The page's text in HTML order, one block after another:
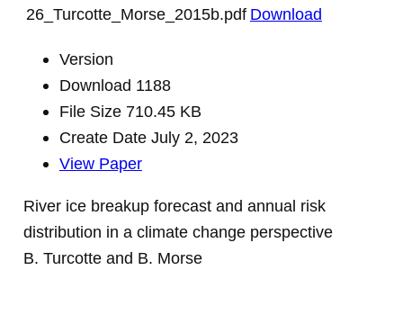
26_Turcotte_Morse_2015b.pdf Download
Version
Download 1188
File Size 710.45 KB
Create Date July 2, 2023
View Paper
River ice breakup forecast and annual risk
distribution in a climate change perspective
B. Turcotte and B. Morse